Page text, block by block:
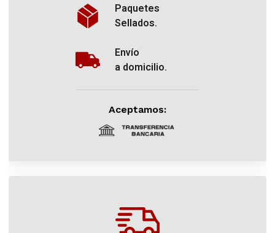
Paquetes
Sellados.
Envío
a domicilio.
Aceptamos: